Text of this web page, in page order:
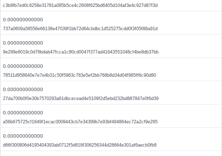
c3b9fb7ed0c8258e31781a085b5ce4c2608f625bd6405d104af3e4c927d87f3d
0.000000000000
737a0609a58556e66138e47039f1bb72d64cbdbc1d525275cdd0f3f05f88a91d
0.000000000000
9e299e6019c0d76bdab47fcca1c80cd0047f377ad41643551048cf4be8db37bb
0.000000000000
78511d958640e7e7e4b31c50f5963c783e5ef2bb768b8d34d04f985ff6c90d80
0.000000000000
27da700b0f0e30b7570293a61dbcecead4e5109f2d5ebd232bd887847e0f6d39
0.000000000000
a56b675725cf1649f1ecac0009443cb7e34399b7e93bf494864ec72a2cf9e295
0.000000000000
d66f300806d4195404393ab0712f5d818f306256344d28664e301af6aecb0fb8